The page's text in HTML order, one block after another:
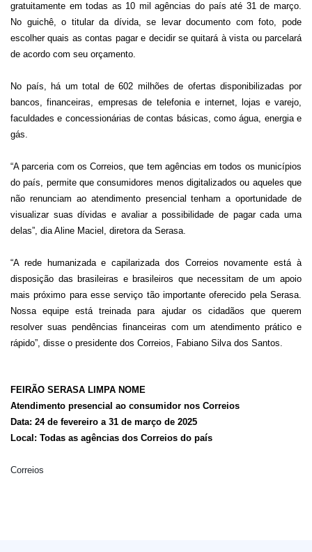
gratuitamente em todas as 10 mil agências do país até 31 de março.
No guichê, o titular da dívida, se levar documento com foto, pode
escolher quais as contas pagar e decidir se quitará à vista ou parcelará
de acordo com seu orçamento.
No país, há um total de 602 milhões de ofertas disponibilizadas por
bancos, financeiras, empresas de telefonia e internet, lojas e varejo,
faculdades e concessionárias de contas básicas, como água, energia e
gás.
“A parceria com os Correios, que tem agências em todos os municípios
do país, permite que consumidores menos digitalizados ou aqueles que
não renunciam ao atendimento presencial tenham a oportunidade de
visualizar suas dívidas e avaliar a possibilidade de pagar cada uma
delas”, dia Aline Maciel, diretora da Serasa.
“A rede humanizada e capilarizada dos Correios novamente está à
disposição das brasileiras e brasileiros que necessitam de um apoio
mais próximo para esse serviço tão importante oferecido pela Serasa.
Nossa equipe está treinada para ajudar os cidadãos que querem
resolver suas pendências financeiras com um atendimento prático e
rápido”, disse o presidente dos Correios, Fabiano Silva dos Santos.
FEIRÃO SERASA LIMPA NOME
Atendimento presencial ao consumidor nos Correios
Data: 24 de fevereiro a 31 de março de 2025
Local: Todas as agências dos Correios do país
Correios